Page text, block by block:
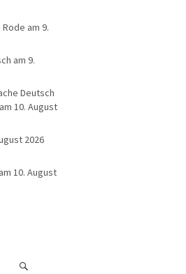
Rode am 9.
am 9.
Deutsch
am 10. August
2026
am 10. August